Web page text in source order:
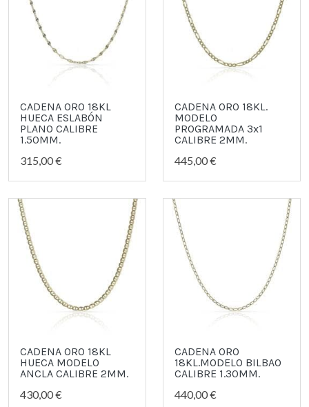
CADENA ORO 18KL
HUECA ESLABÓN
PLANO CALIBRE
1.50MM.
315,00 €
CADENA ORO 18KL.
MODELO
PROGRAMADA 3x1
CALIBRE 2MM.
445,00 €
CADENA ORO 18KL
HUECA MODELO
ANCLA CALIBRE 2MM.
430,00 €
CADENA ORO
18KL.MODELO BILBAO
CALIBRE 1.30MM.
440,00 €